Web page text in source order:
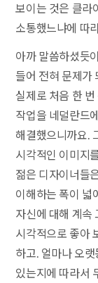
보이는 것은 클라
소통했느냐에 따
아까 말씀하셨듯
들어 전혀 문제
실제로 처음 한
작업을 네덜란드
해결했으니까요.
시각적인 이미지
젊은 디자이너들
이해하는 폭이 넓
자신에 대해 계속
시각적으로 좋아
하고. 얼마나 오랫
있는지에 따라서